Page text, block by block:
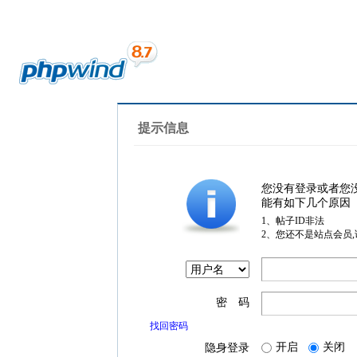
提示信息
您没有登录或者您
能有如下几个原因
1、帖子ID非法
2、您还不是站点会员
密 码
找回密码
隐身登录 开启 关闭